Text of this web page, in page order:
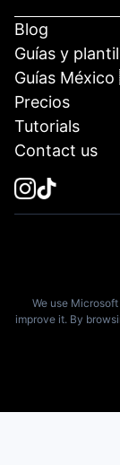
Blog
Guías y
Guías
Precios
Tutorials
Contact us
We use
improve it. By